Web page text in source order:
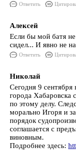
Ответить
Алексей
Если бы мой батя
сидел... И явно не
Ответить
Николай
Сегодня 9
города Хабаровска
по этому делу.
морально Игоря и
порядок
соглашается с
виновным.
Подробнее здесь: